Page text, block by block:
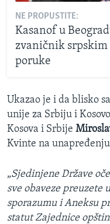
NE PROPUSTITE:
Kasanof u
zvaničnik srpskim
poruke
Ukazao je i da blisko
unije za Srbiju i
Kosova i Srbije
Kvinte na
„Sjedinjene Države
sve obaveze preuzete
sporazumu i Aneksu
statut Zajednice